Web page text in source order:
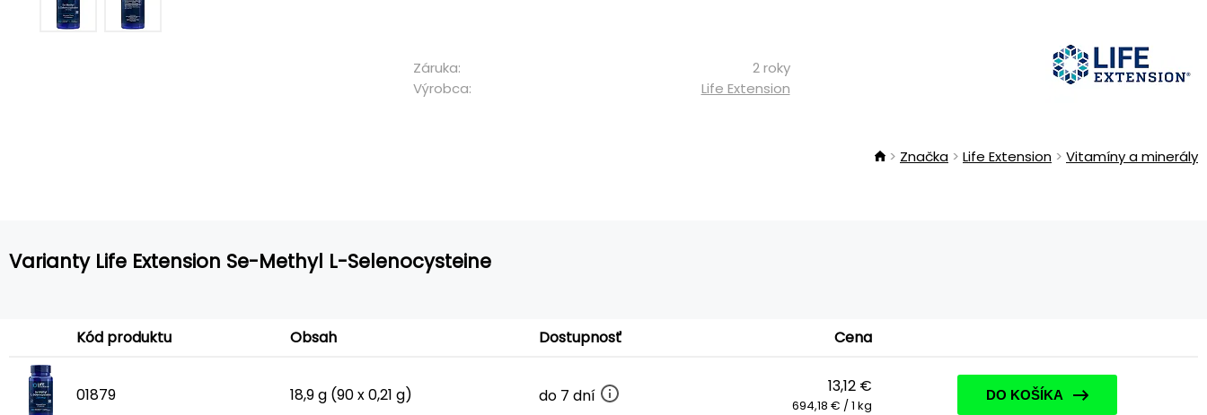
Záruka:
2 roky
Výrobca:
Life Extension
Značka Life Extension Vitamíny a minerály
Varianty Life Extension Se-Methyl L-Selenocysteine
Kód produktu Obsah Dostupnosť Cena
01879 18,9 g (90 x 0,21 g) do 7 dní 13,12 €
694,18 € / 1 kg
DO KOŠÍKA